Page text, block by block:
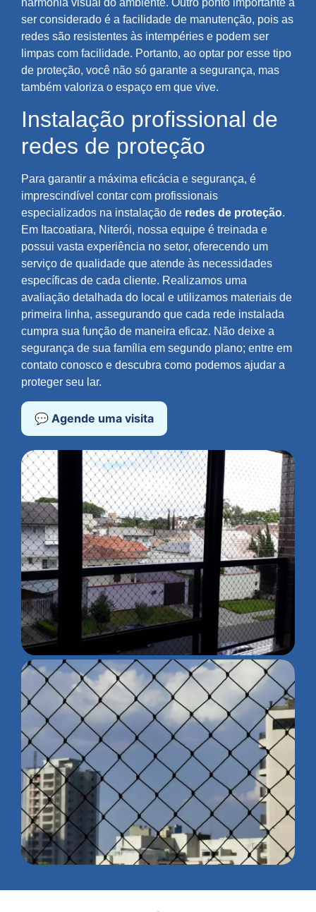
ser considerado é a facilidade de manutenção, pois as
redes são resistentes às intempéries e podem ser
limpas com facilidade. Portanto, ao optar por esse tipo
de proteção, você não só garante a segurança, mas
também valoriza o espaço em que vive.
Instalação profissional de
redes de proteção
Para garantir a máxima eficácia e segurança, é
imprescindível contar com profissionais
especializados na instalação de redes de proteção.
Em Itacoatiara, Niterói, nossa equipe é treinada e
possui vasta experiência no setor, oferecendo um
serviço de qualidade que atende às necessidades
específicas de cada cliente. Realizamos uma
avaliação detalhada do local e utilizamos materiais de
primeira linha, assegurando que cada rede instalada
cumpra sua função de maneira eficaz. Não deixe a
segurança de sua família em segundo plano; entre em
contato conosco e descubra como podemos ajudar a
proteger seu lar.
💬 Agende uma visita